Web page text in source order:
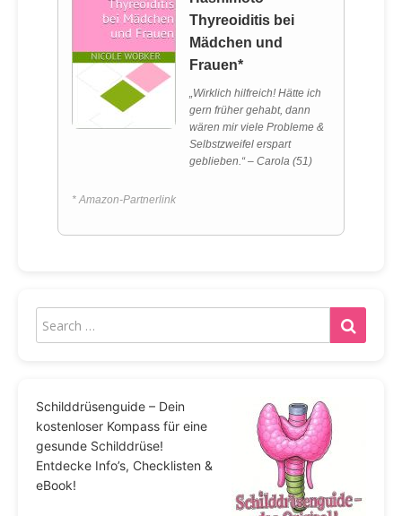
Thyreoiditis bei
Mädchen und
Frauen*
„Wirklich hilfreich! Hätte ich
gern früher gehabt, dann
wären mir viele Probleme &
Selbstzweifel erspart
geblieben.“ – Carola (51)
* Amazon-Partnerlink
Schilddrüsenguide – Dein
kostenloser Kompass für eine
gesunde Schilddrüse!
Entdecke Info’s, Checklisten &
eBook!